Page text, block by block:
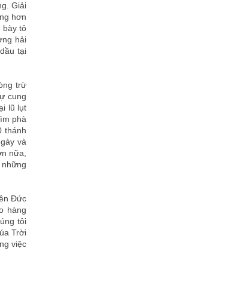
Giải
hơn
bày tỏ
hải
tại
trừ
cung
lũ lụt
phà
thánh
và
nữa,
Đức
hàng
tôi
Trời
việc